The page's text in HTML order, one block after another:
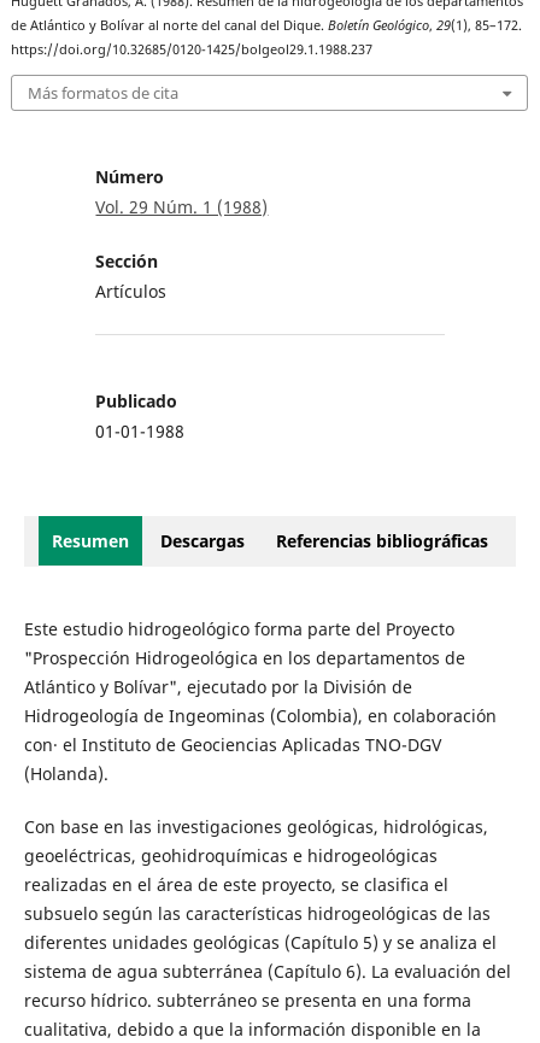
de Atlántico y Bolívar al norte del canal del Dique.Boletín Geológico,29(1), 85–172.
https://doi.org/10.32685/0120-1425/bolgeol29.1.1988.237
Más formatos de cita
Número
Vol. 29 Núm. 1 (1988)
Sección
Artículos
Publicado
01-01-1988
Resumen Descargas Referencias bibliográficas
Este estudio hidrogeológico forma parte del Proyecto
"Prospección Hidrogeológica en los departamentos de
Atlántico y Bolívar", ejecutado por la División de
Hidrogeología de Ingeominas (Colombia), en colaboración
con· el Instituto de Geociencias Aplicadas TNO-DGV
(Holanda).
Con base en las investigaciones geológicas, hidrológicas,
geoeléctricas, geohidroquímicas e hidrogeológicas
realizadas en el área de este proyecto, se clasifica el
subsuelo según las características hidrogeológicas de las
diferentes unidades geológicas (Capítulo 5) y se analiza el
sistema de agua subterránea (Capítulo 6). La evaluación del
recurso hídrico. subterráneo se presenta en una forma
cualitativa, debido a que la información disponible en la